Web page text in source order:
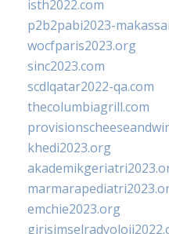
isth2022.com
p2b2pabi2023-
wocfparis2023.org
sinc2023.com
scdlqatar2022-qa.com
thecolumbiagrill.com
khedi2023.org
emchie2023.org